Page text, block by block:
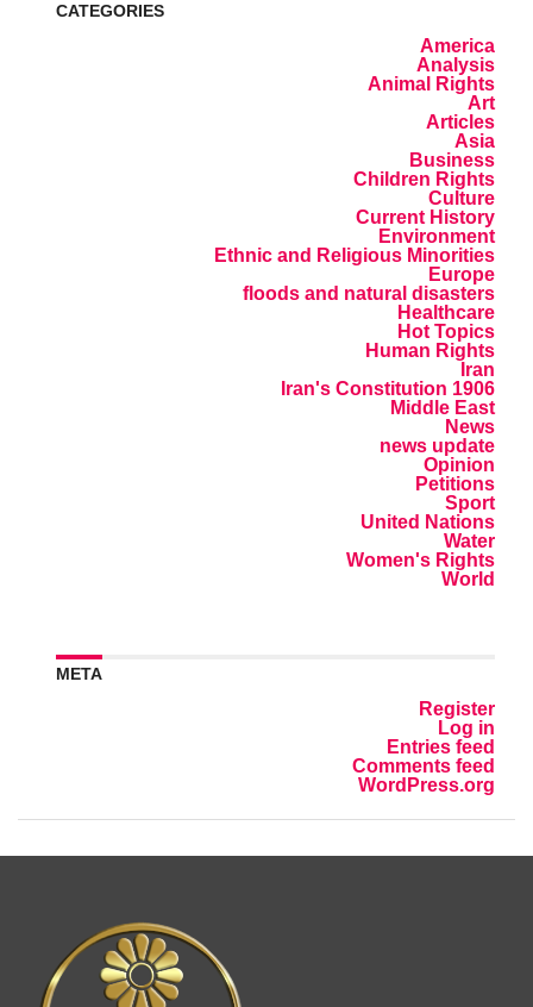
CATEGORIES
America
Analysis
Animal Rights
Art
Articles
Asia
Business
Children Rights
Culture
Current History
Environment
Ethnic and Religious Minorities
Europe
floods and natural disasters
Healthcare
Hot Topics
Human Rights
Iran
Iran's Constitution 1906
Middle East
News
news update
Opinion
Petitions
Sport
United Nations
Water
Women's Rights
World
META
Register
Log in
Entries feed
Comments feed
WordPress.org